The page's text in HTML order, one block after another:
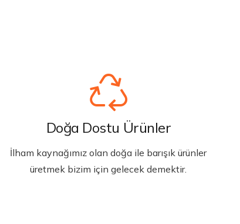
Doğa Dostu Ürünler
İlham kaynağımız olan doğa ile barışık ürünler
üretmek bizim için gelecek demektir.